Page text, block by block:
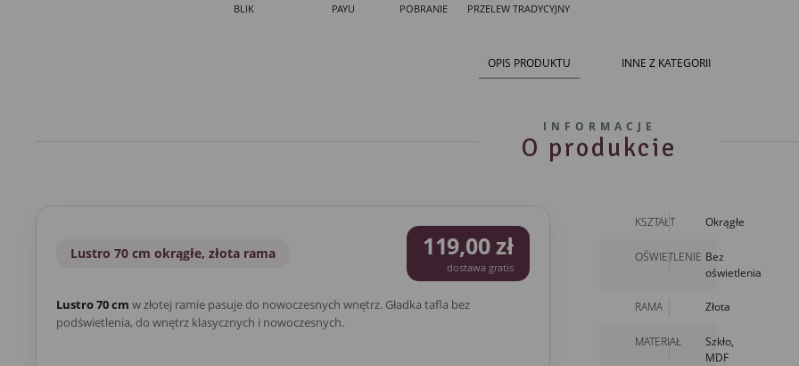
BLIK PAYU POBRANIE PRZELEW TRADYCYJNY
OPIS PRODUKTU INNE Z KATEGORII
INFORMACJE
O produkcie
Lustro 70 cm okrągłe, złota rama 119,00 zł
dostawa gratis
Lustro 70 cm w złotej ramie pasuje do nowoczesnych wnętrz. Gładka tafla bez
podświetlenia, do wnętrz klasycznych i nowoczesnych.
KSZTAŁT Okrągłe
OŚWIETLENIE Bez
oświetlenia
RAMA Złota
MATERIAŁ
Szkło,
MDF